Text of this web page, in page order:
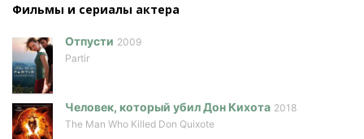
Фильмы и сериалы актера
Отпусти 2009
Partir
Человек, который убил Дон Кихота 2018
The Man Who Killed Don Quixote